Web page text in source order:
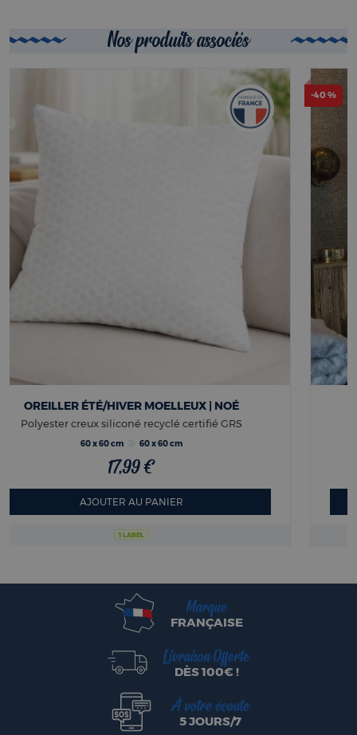
Nos produits associés
OREILLER MOELLEUX À BOUILLIR | HENRI
Polyester creux siliconé lavable
Lot 2 oreillers 45 x 70
dès
AJOUTER AU PANIER
Marque
FRANÇAISE
Livraison Offerte
DÈS 100€ !
À votre écoute
5 JOURS/7